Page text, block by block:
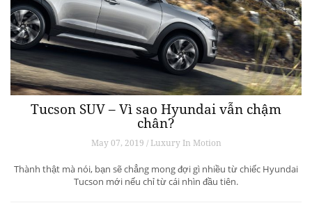
Tucson SUV – Vì sao Hyundai vẫn chậm
chân?
May 07, 2019 / Luxury In Motion
Thành thật mà nói, bạn sẽ chẳng mong đợi gì nhiều từ chiếc Hyundai
Tucson mới nếu chỉ từ cái nhìn đầu tiên.